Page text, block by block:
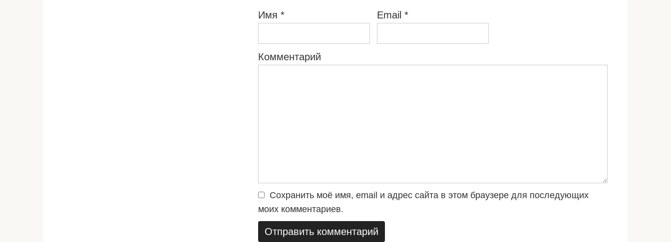
Имя * Email *
Комментарий
Сохранить моё имя, email и адрес сайта в этом браузере для последующих
моих комментариев.